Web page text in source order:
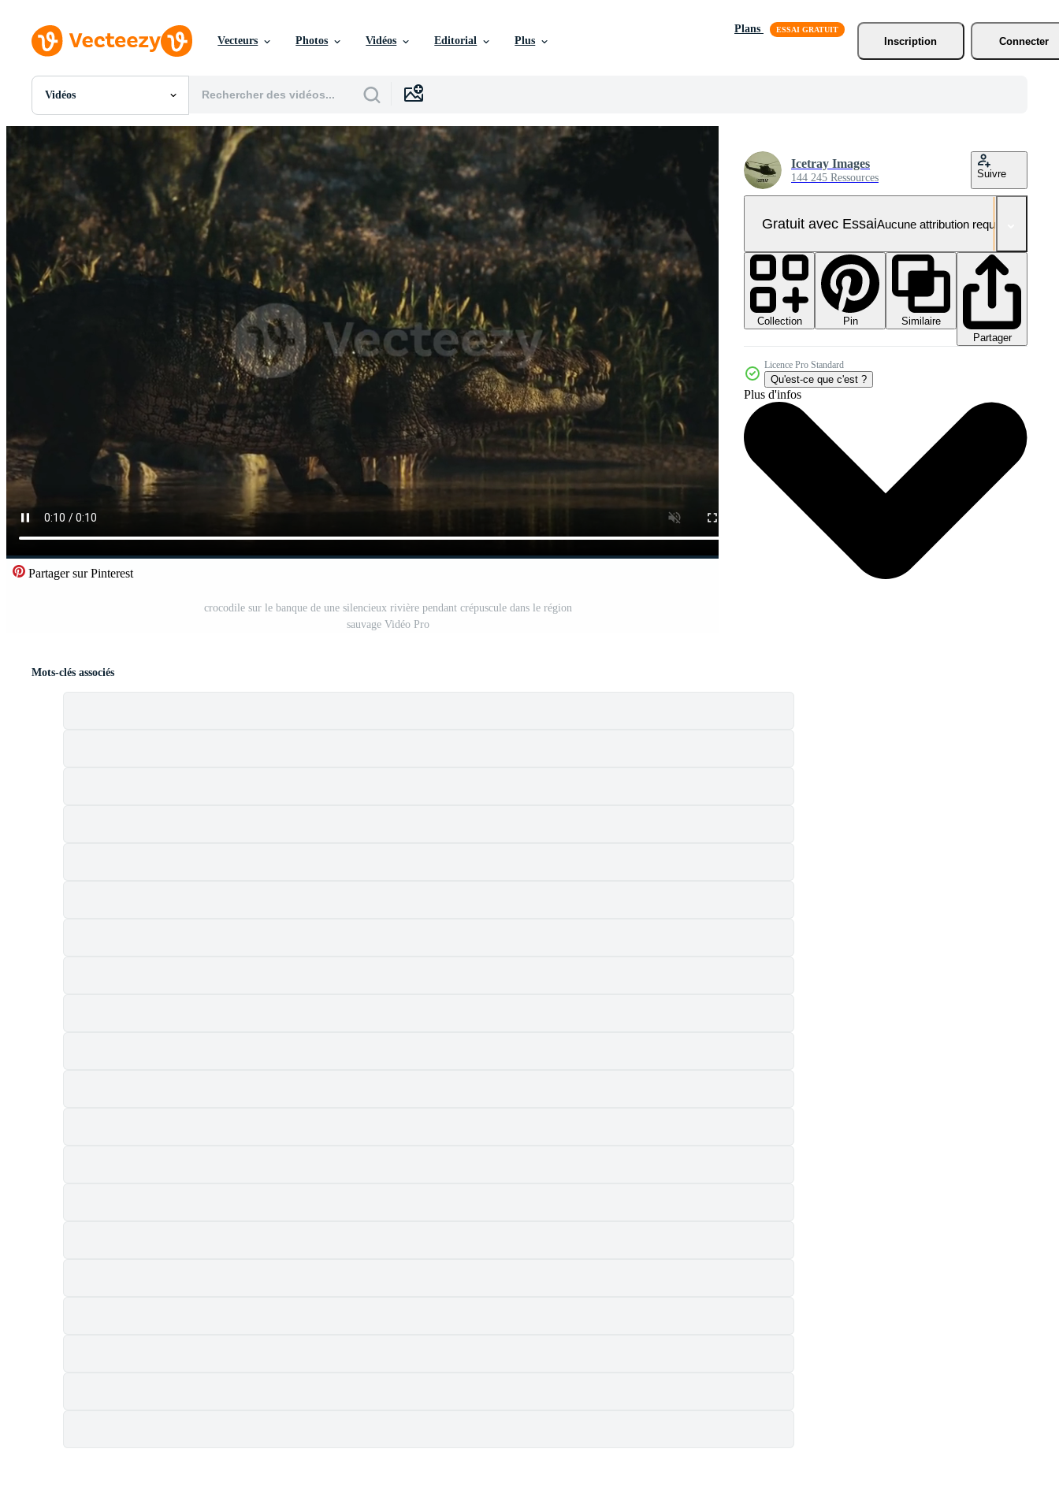
Vecteurs Photos Vidéos Editorial Plus
Plans
Inscription
Connecter
Vidéos
Toutes Images
Photos
PNGs
SVGs
Modèles
Vecteurs
Vidéos
Motion graphics
Images Éditoriales
Événements Éditoriaux
Partager sur Pinterest
crocodile sur le banque de une silencieux rivière pendant crépuscule dans le région
sauvage Vidéo Pro
Icetray Images
144 245 Ressources Suivre
Gratuit avec EssaiAucune attribution requise
Collection Pin
Similaire
Partager
Licence Pro Standard
Qu'est-ce que c'est ?
Plus d'infos
Mots-clés associés